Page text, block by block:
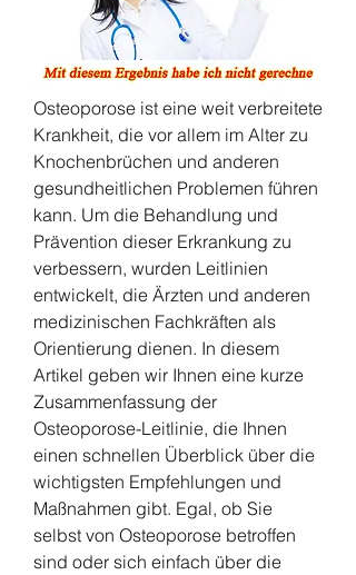
Osteoporose ist eine weit verbreitete
Krankheit, die vor allem im Alter zu
Knochenbrüchen und anderen
gesundheitlichen Problemen führen
kann. Um die Behandlung und
Prävention dieser Erkrankung zu
verbessern, wurden Leitlinien
entwickelt, die Ärzten und anderen
medizinischen Fachkräften als
Orientierung dienen. In diesem
Artikel geben wir Ihnen eine kurze
Zusammenfassung der
Osteoporose-Leitlinie, die Ihnen
einen schnellen Überblick über die
wichtigsten Empfehlungen und
Maßnahmen gibt. Egal, ob Sie
selbst von Osteoporose betroffen
sind oder sich einfach über die